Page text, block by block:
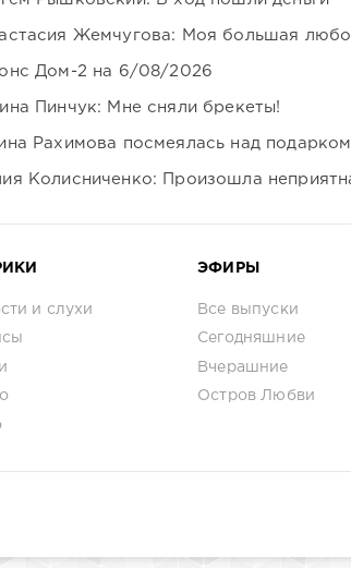
Жемчугова: Моя большая
Дом-2 на 6/08/2026
Пинчук: Мне сняли брекеты!
Рахимова посмеялась над
Колисниченко: Произошла
и слухи
ЭФИРЫ
Все выпуски
Сегодняшние
Вчерашние
Остров Любви